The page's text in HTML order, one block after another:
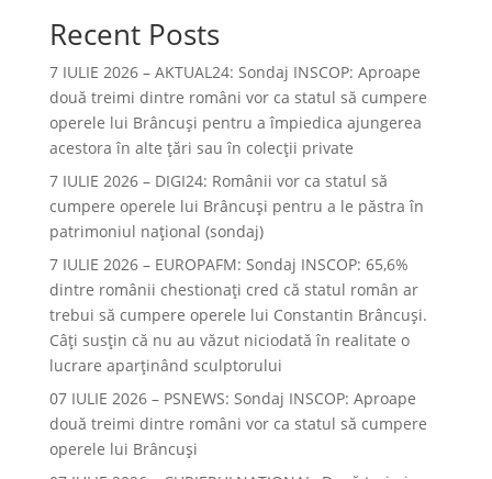
Recent Posts
7 IULIE 2026 – AKTUAL24: Sondaj INSCOP: Aproape
două treimi dintre români vor ca statul să cumpere
operele lui Brâncuşi pentru a împiedica ajungerea
acestora în alte ţări sau în colecţii private
7 IULIE 2026 – DIGI24: Românii vor ca statul să
cumpere operele lui Brâncuși pentru a le păstra în
patrimoniul național (sondaj)
7 IULIE 2026 – EUROPAFM: Sondaj INSCOP: 65,6%
dintre românii chestionați cred că statul român ar
trebui să cumpere operele lui Constantin Brâncuși.
Câți susțin că nu au văzut niciodată în realitate o
lucrare aparținând sculptorului
07 IULIE 2026 – PSNEWS: Sondaj INSCOP: Aproape
două treimi dintre români vor ca statul să cumpere
operele lui Brâncuși